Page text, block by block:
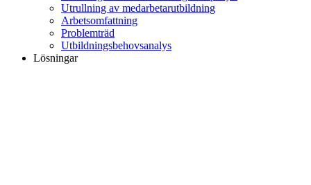
Utrullning av medarbetarutbildning
Arbetsomfattning
Problemträd
Utbildningsbehovsanalys
Lösningar